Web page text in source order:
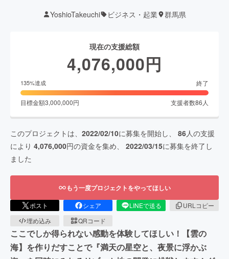
YoshioTakeuchi ビジネス・起業 群馬県
現在の支援総額
4,076,000円
135%達成 終了
目標金額3,000,000円 支援者数86 人
このプロジェクトは、 2022/02/10に募集を開始し、 86人の支援
により 4,076,000円の資金を集め、 2022/03/15に募集を終了し
ました
もう一度プロジェクトをやってほしい
ポスト シェア LINEで送る
URLコピー
埋め込み
QRコード
ここでしか得られない感動を体験してほしい！【雲の
海】を作りだすことで『満天の星空と、夜景に浮かぶ